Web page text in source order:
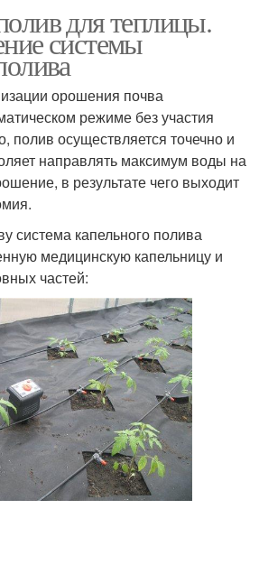
для теплицы.
системы
орошения почва
режиме без участия
полив осуществляется точечно и
направлять максимум воды на
в результате чего выходит
система капельного полива
медицинскую капельницу и
частей: